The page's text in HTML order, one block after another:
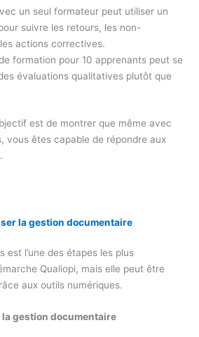
un seul formateur peut utiliser un
suivre les retours, les non-
actions correctives.
formation pour 10 apprenants peut se
évaluations qualitatives plutôt que
est de montrer que même avec
vous êtes capable de répondre aux
la gestion documentaire
est l’une des étapes les plus
Qualiopi, mais elle peut être
aux outils numériques.
gestion documentaire